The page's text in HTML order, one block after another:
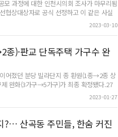
는 지푸라기라도 잡는 심정으로 인천시가
공공임대주택 입주를 신청해 그 결과를
되면 우리 딸아이의 어린이집부터 급히 알아
면 대기가 길잖아요. 참 막막하네요…." 송
은 딸, 서운한 말 한마디에 노부모와 연락
었다. 지금은 일용직을 전전하며 민사 소
자신이 이런 처지가 될 거라곤 상상조차
2019년 미추홀구에 있는 직장으로 이직하
전셋집을 얻었다. 지난해 추석께 전세사기
지시가 귀에 들어오지 않을 정도로 일에
니던 직장을 그만뒀다.최씨는 부모님과도
에 없었다. "괜찮다"는 위로의 말을 듣고 싶
은 "네가 알아서 잘한다고 하지 않았느냐.
딱한 사정에 부모님 속도 말이 아니었을
택에 대한 수선의 필요성을 강조했으며,
주거행복지원센터 주민회의실에서 LH 관
도 했다.이 의원은 "국비 지원의 장기공공
모 과정에 대한 인천시의회 조사가 마무리됨
협상대상자로 공식 선정하고 이 같은 사실
해 7월부터 청라 영상·문화 복합단지 조성
엠 컨소시엄이 최고점을 받았다. 하지만
나오기 전까지 더이앤엠 컨소시엄을 공식
시의회 소위원회 조사 결과, 공모 과정에
불이행 시 대응계획 수립 ▲외국인투자자
역사회 기여 계획 이행 확약 등을 인천경제
준수 확약' 권고인천경제청은 인천시의회
를 부여하고 본격적인 협의를 진행하기로 했
상·문화 복합단지는 영화와 드라마 촬영
다. 인천경제청은 청라국제도시가 기존 영
2023-03-10
)·판교 단독주택 가구수 완
어졌던 분당 빌라단지 종 환원(1종→2종 상
완화(3가구→5가구)가 최종 확정됐다.27
제1차 공동(도시계획·건축)위원회가 열려 이
결과를 다음달 중 고시할 예정이다. ■ 분당
. 해당 주민들은 이에 대해 당초 2종이었는
(상향)을 요구해왔다.해당 주민들은 지난
2023-01-27
?… 산곡동 주민들, 한숨 커진